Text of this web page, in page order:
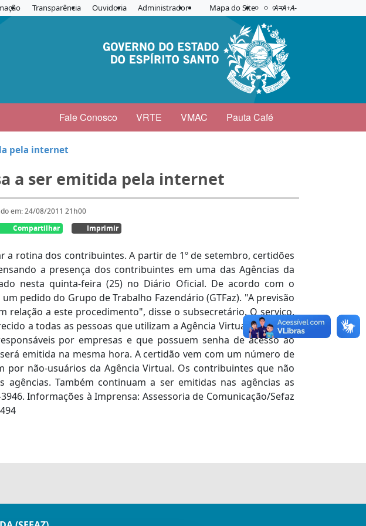
Transparência Ouvidoria Administrador Mapa do Site Acessibilidade
Aplicar contraste
A=A+A-
Fale Conosco VRTE VMAC Pauta Café
pela internet
a ser emitida pela internet
em: 24/08/2011 21h00
Compartilhar Imprimir
a rotina dos contribuintes. A partir de 1º de setembro, certidões
a presença dos contribuintes em uma das Agências da
nesta quinta-feira (25) no Diário Oficial. De acordo com o
pedido do Grupo de Trabalho Fazendário (GTFaz). "A previsão
relação a este procedimento", disse o subsecretário. O serviço,
a todas as pessoas que utilizam a Agência Virtual do site da
por empresas e que possuem senha de acesso ao
emitida na mesma hora. A certidão vem com um número de
não-usuários da Agência Virtual. Os contribuintes que não
Também continuam a ser emitidas nas agências as
Informações à Imprensa: Assessoria de Comunicação/Sefaz